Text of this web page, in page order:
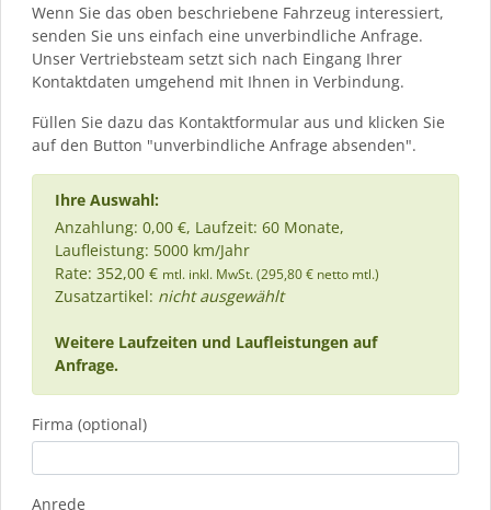
Wenn Sie das oben beschriebene Fahrzeug interessiert,
senden Sie uns einfach eine unverbindliche Anfrage.
Unser Vertriebsteam setzt sich nach Eingang Ihrer
Kontaktdaten umgehend mit Ihnen in Verbindung.
Füllen Sie dazu das Kontaktformular aus und klicken Sie
auf den Button "unverbindliche Anfrage absenden".
Ihre Auswahl:
Anzahlung: 0,00 €, Laufzeit: 60 Monate,
Laufleistung: 5000 km/Jahr
Rate: 352,00 € mtl. inkl. MwSt. (295,80 € netto mtl.)
Zusatzartikel: nicht ausgewählt
Weitere Laufzeiten und Laufleistungen auf
Anfrage.
Firma (optional)
Anrede